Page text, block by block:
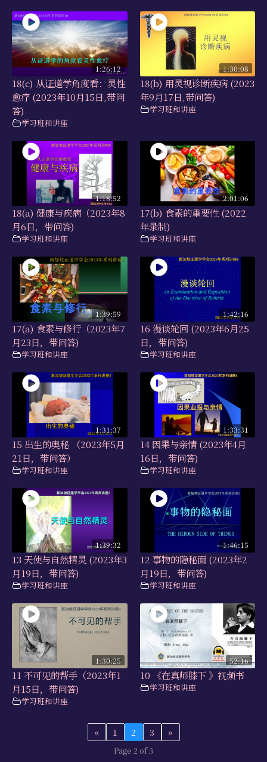
1:26:12
18(c) 从证道学角度看：灵性
愈疗 (2023年10月15日,带问
答)
学习班和讲座
1:30:08
18(b) 用灵视诊断疾病 (2023
年9月17日,带问答)
学习班和讲座
1:18:52
18(a) 健康与疾病（2023年8
月6日，带问答)
学习班和讲座
2:01:06
17(b) 食素的重要性 (2022
年录制)
学习班和讲座
1:39:59
17(a) 食素与修行（2023年7
月23日，带问答)
学习班和讲座
1:42:16
16 漫谈轮回 (2023年6月25
日，带问答)
学习班和讲座
1:31:37
15 出生的奥秘 （2023年5月
21日，带问答）
学习班和讲座
1:33:31
14 因果与亲情 (2023年4月
16日，带问答)
学习班和讲座
1:39:32
13 天使与自然精灵 (2023年3
月19日，带问答)
学习班和讲座
1:46:15
12 事物的隐秘面 (2023年2
月19日，带问答)
学习班和讲座
1:30:25
11 不可见的帮手（2023年1
月15日，带问答)
学习班和讲座
52:16
10 《在真师膝下 》视频书
学习班和讲座
« 1 2 3 »
Page 2 of 3